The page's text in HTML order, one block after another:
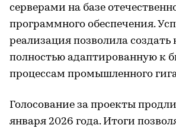
серверами на базе
программного обеспечения.
реализация позволила создать
полностью адаптированную к
процессам промышленного
Голосование за проекты
января 2026 года. Итоги